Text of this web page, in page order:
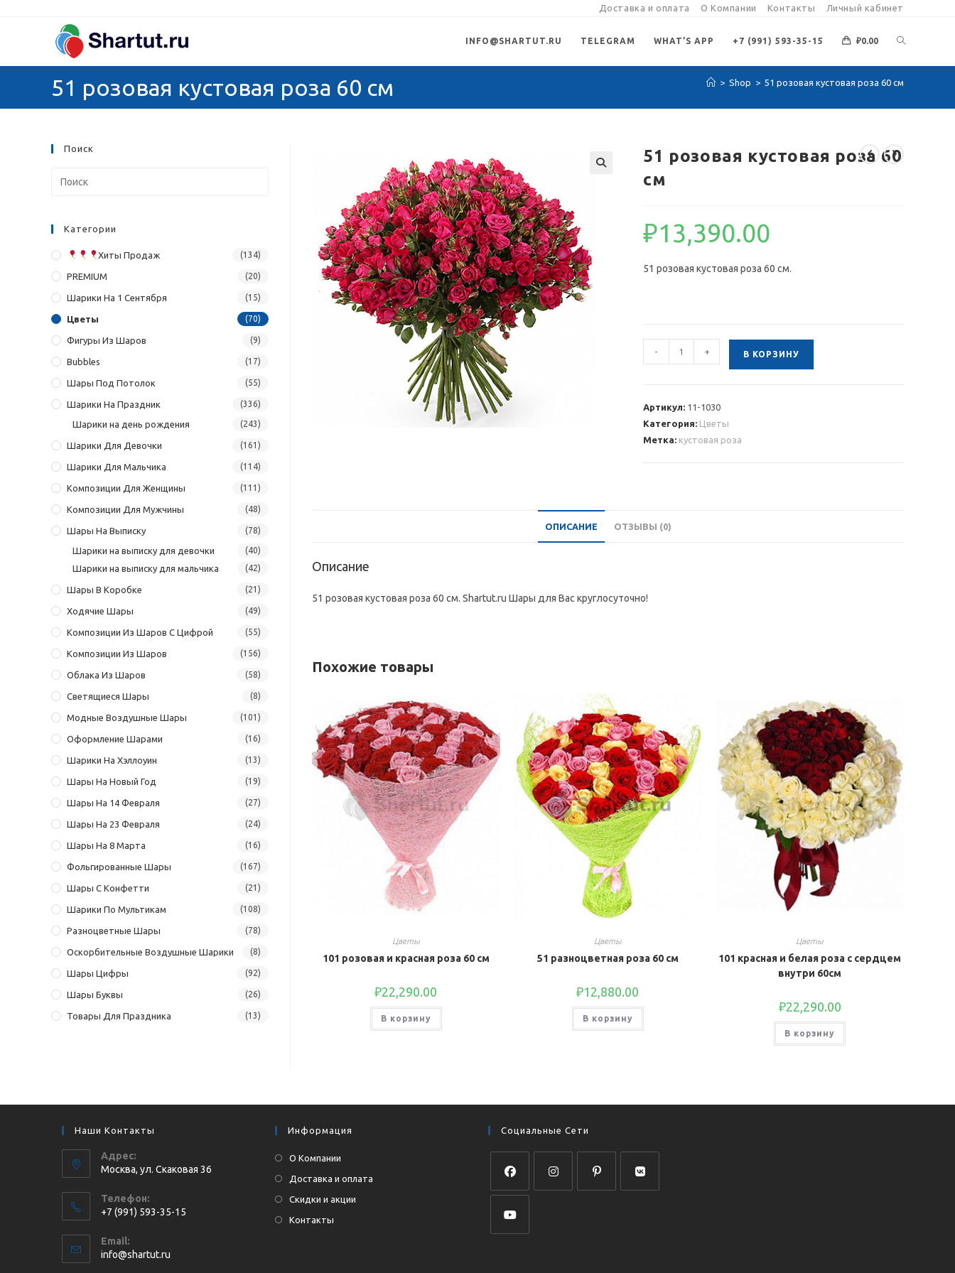
содержимому
Доставка и оплата О Компании Контакты Личный кабинет
INFO@SHARTUT.RU TELEGRAM WHAT’S APP +7 (991) 593-35-15 ₽0.00
ПОИСК
51 розовая кустовая роза 60 см > Shop > 51 розовая кустовая роза 60 см
51 розовая кустовая роза 60
см
₽13,390.00
51 розовая кустовая роза 60 см.
Количество
товара
роза
- + В КОРЗИНУ
Артикул: 11-1030
Категория: Цветы
Метка: кустовая роза
ОПИСАНИЕ ОТЗЫВЫ (0)
Описание
51 розовая кустовая роза 60 см. Shartut.ru Шары для Вас круглосуточно!
Похожие товары
Цветы
101 розовая и красная роза 60 см
₽22,290.00
В корзину
Цветы
51 разноцветная роза 60 см
₽12,880.00
В корзину
Цветы
101 красная и белая роза с сердцем
внутри 60см
₽22,290.00
В корзину
Поиск
Категории
Хиты Продаж (134)
PREMIUM (20)
Шарики На 1 Сентября (15)
Цветы (70)
Фигуры Из Шаров (9)
Bubbles (17)
Шары Под Потолок (55)
Шарики На Праздник (336)
Шарики на день рождения (243)
Шарики Для Девочки (161)
Шарики Для Мальчика (114)
Композиции Для Женщины (111)
Композиции Для Мужчины (48)
Шары На Выписку (78)
Шарики на выписку для девочки (40)
Шарики на выписку для мальчика (42)
Шары В Коробке (21)
Ходячие Шары (49)
Композиции Из Шаров С Цифрой (55)
Композиции Из Шаров (156)
Облака Из Шаров (58)
Светящиеся Шары (8)
Модные Воздушные Шары (101)
Оформление Шарами (16)
Шарики На Хэллоуин (13)
Шары На Новый Год (19)
Шары На 14 Февраля (27)
Шары На 23 Февраля (24)
Шары На 8 Марта (16)
Фольгированные Шары (167)
Шары С Конфетти (21)
Шарики По Мультикам (108)
Разноцветные Шары (78)
Оскорбительные Воздушные Шарики (8)
Шары Цифры (92)
Шары Буквы (26)
Товары Для Праздника (13)
Наши Контакты
Адрес:
Москва, ул. Cкаковая 36
Телефон:
+7 (991) 593-35-15
в
вашем
Email:
info@shartut.ru
Информация
О Компании
Доставка и оплата
Скидки и акции
Контакты
Социальные Сети
Откроется
новой